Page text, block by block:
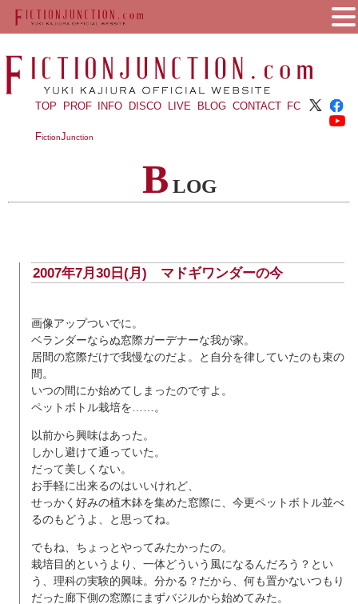
TOP PROF INFO DISCO LIVE BLOG CONTACT FC
FictionJunction
B LOG
2007年7月30日(月) マドギワンダーの今
画像アップついでに。
ベランダーならぬ窓際ガーデナーな我が家。
居間の窓際だけで我慢なのだよ。と自分を律していたのも束の
間。
いつの間にか始めてしまったのですよ。
ペットボトル栽培を……。
以前から興味はあった。
しかし避けて通っていた。
だって美しくない。
お手軽に出来るのはいいけれど、
せっかく好みの植木鉢を集めた窓際に、今更ペットボトル並べ
るのもどうよ、と思ってね。
でもね、ちょっとやってみたかったの。
栽培目的というより、一体どういう風になるんだろう？とい
う、理科の実験的興味。分かる？だから、何も置かないつもり
だった廊下側の窓際にまずバジルから始めてみた。